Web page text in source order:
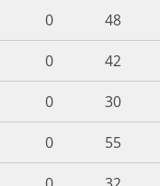
0
48
0
42
0
30
0
55